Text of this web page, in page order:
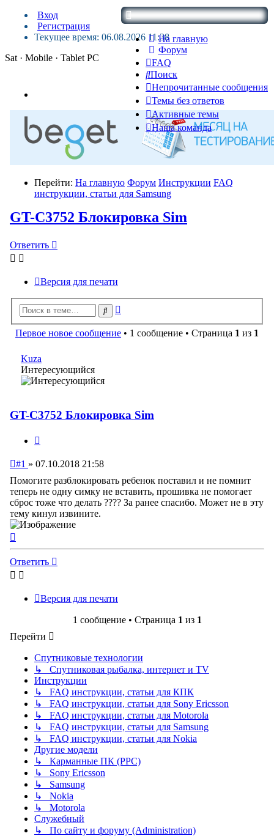
На главную
Форум
FAQ
Поиск
Непрочитанные сообщения
Темы без ответов
Активные темы
Наша команда
Вход
Регистрация
Текущее время: 06.08.2026 11:38
Sat · Mobile · Tablet PC
Перейти: На главную Форум Инструкции FAQ
инструкции, статьи для Samsung
GT-C3752 Блокировка Sim
Ответить
Версия для печати
Поиск
Первое новое сообщение • 1 сообщение • Страница 1 из 1
Kuza
Интересующийся
GT-C3752 Блокировка Sim
Непрочитанное
#1 » 07.10.2018 21:58
Помогите разблокировать ребенок поставил и не помнит
теперь не одну симку не вставить, прошивка не помогает
сброс тоже что делать ???? За ранее спасибо. Может не в эту
тему кинул извините.
началу
Ответить
Версия для печати
1 сообщение • Страница 1 из 1
Перейти
Спутниковые технологии
↳ Спутниковая рыбалка, интернет и TV
Инструкции
↳ FAQ инструкции, статьи для КПК
↳ FAQ инструкции, статьи для Sony Ericsson
↳ FAQ инструкции, статьи для Motorola
↳ FAQ инструкции, статьи для Samsung
↳ FAQ инструкции, статьи для Nokia
Другие модели
↳ Карманные ПК (PPC)
↳ Sony Ericsson
↳ Samsung
↳ Nokia
↳ Motorola
Служебный
↳ По сайту и форуму (Administration)